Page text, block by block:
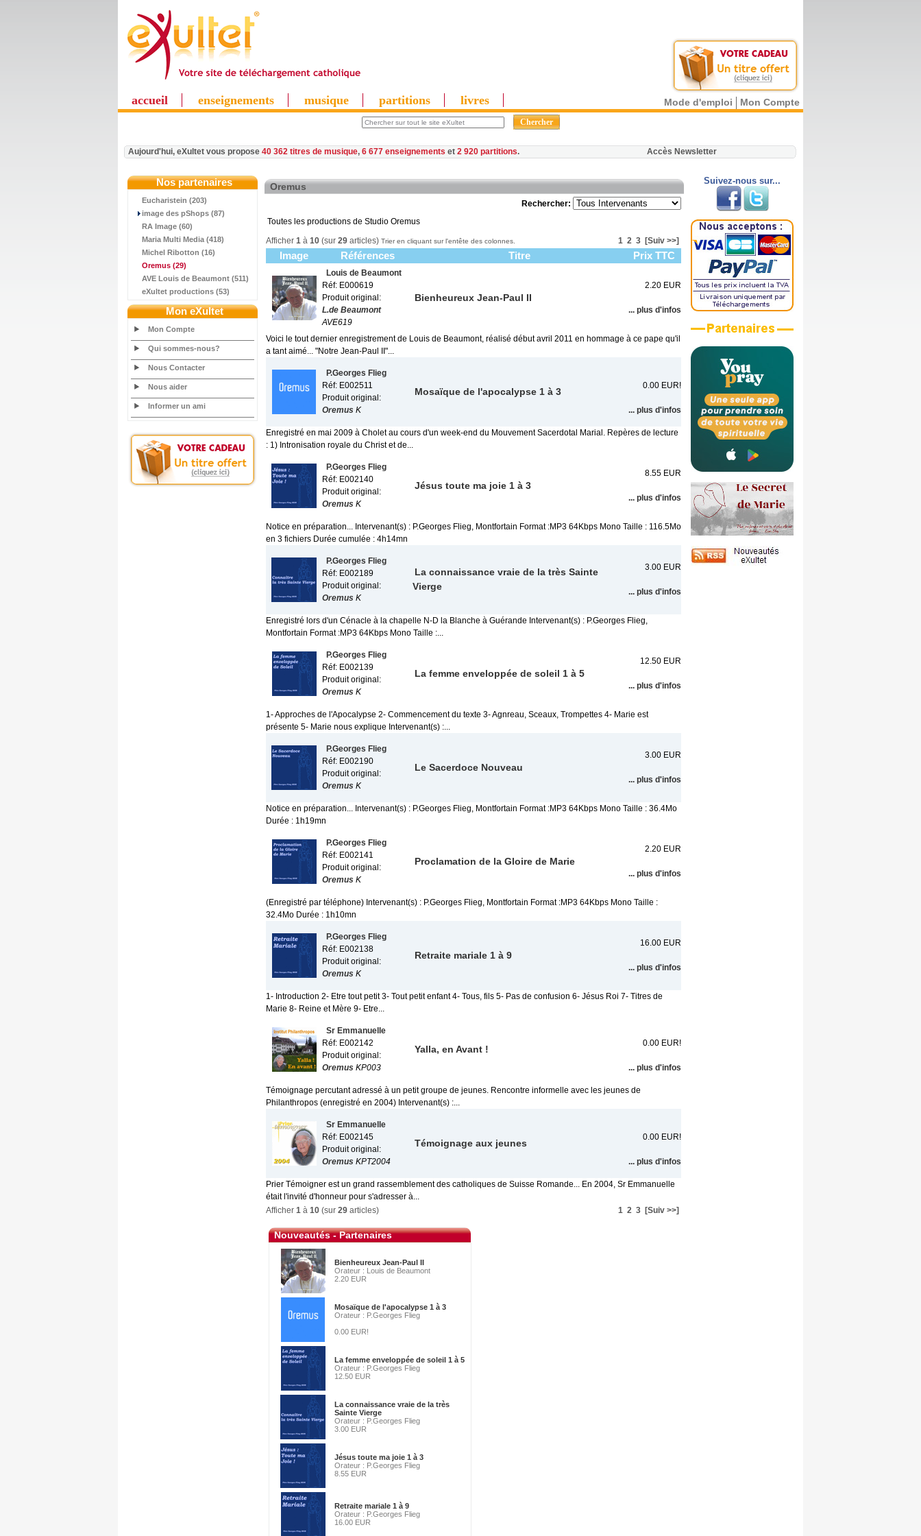
accueil enseignements musique partitions livres Mode d'emploi Mon Compte
Aujourd'hui, eXultet vous propose 40 362 titres de musique, 6 677 enseignements et 2 920 partitions. Accès Newsletter
Nos partenaires
Eucharistein (203)
image des pShops (87)
RA Image (60)
Maria Multi Media (418)
Michel Ribotton (16)
Oremus (29)
AVE Louis de Beaumont (511)
eXultet productions (53)
Mon eXultet
Mon Compte
Qui sommes-nous?
Nous Contacter
Nous aider
Informer un ami
Oremus
Rechercher:
Toutes les productions de Studio Oremus
Afficher 1 à 10 (sur 29 articles) Trier en cliquant sur l'entête des colonnes. 1 2 3 [Suiv >>]
Image Références Titre Prix TTC
Louis de Beaumont
Réf: E000619
Produit original:
L.de Beaumont
AVE619
Bienheureux Jean-Paul II
2.20 EUR
... plus d'infos
Voici le tout dernier enregistrement de Louis de Beaumont, réalisé début avril 2011 en hommage à ce pape qu'il
a tant aimé... "Notre Jean-Paul II"...
P.Georges Flieg
Réf: E002511
Produit original:
Oremus K
Mosaïque de l'apocalypse 1 à 3
0.00 EUR!
... plus d'infos
Enregistré en mai 2009 à Cholet au cours d'un week-end du Mouvement Sacerdotal Marial. Repères de lecture
: 1) Intronisation royale du Christ et de...
P.Georges Flieg
Réf: E002140
Produit original:
Oremus K
Jésus toute ma joie 1 à 3
8.55 EUR
... plus d'infos
Notice en préparation... Intervenant(s) : P.Georges Flieg, Montfortain Format :MP3 64Kbps Mono Taille : 116.5Mo
en 3 fichiers Durée cumulée : 4h14mn
P.Georges Flieg
Réf: E002189
Produit original:
Oremus K
La connaissance vraie de la très Sainte
Vierge
3.00 EUR
... plus d'infos
Enregistré lors d'un Cénacle à la chapelle N-D la Blanche à Guérande Intervenant(s) : P.Georges Flieg,
Montfortain Format :MP3 64Kbps Mono Taille :...
P.Georges Flieg
Réf: E002139
Produit original:
Oremus K
La femme enveloppée de soleil 1 à 5
12.50 EUR
... plus d'infos
1- Approches de l'Apocalypse 2- Commencement du texte 3- Agnreau, Sceaux, Trompettes 4- Marie est
présente 5- Marie nous explique Intervenant(s) :...
P.Georges Flieg
Réf: E002190
Produit original:
Oremus K
Le Sacerdoce Nouveau
3.00 EUR
... plus d'infos
Notice en préparation... Intervenant(s) : P.Georges Flieg, Montfortain Format :MP3 64Kbps Mono Taille : 36.4Mo
Durée : 1h19mn
P.Georges Flieg
Réf: E002141
Produit original:
Oremus K
Proclamation de la Gloire de Marie
2.20 EUR
... plus d'infos
(Enregistré par téléphone) Intervenant(s) : P.Georges Flieg, Montfortain Format :MP3 64Kbps Mono Taille :
32.4Mo Durée : 1h10mn
P.Georges Flieg
Réf: E002138
Produit original:
Oremus K
Retraite mariale 1 à 9
16.00 EUR
... plus d'infos
1- Introduction 2- Etre tout petit 3- Tout petit enfant 4- Tous, fils 5- Pas de confusion 6- Jésus Roi 7- Titres de
Marie 8- Reine et Mère 9- Etre...
Sr Emmanuelle
Réf: E002142
Produit original:
Oremus KP003
Yalla, en Avant !
0.00 EUR!
... plus d'infos
Témoignage percutant adressé à un petit groupe de jeunes. Rencontre informelle avec les jeunes de
Philanthropos (enregistré en 2004) Intervenant(s) :...
Sr Emmanuelle
Réf: E002145
Produit original:
Oremus KPT2004
Témoignage aux jeunes
0.00 EUR!
... plus d'infos
Prier Témoigner est un grand rassemblement des catholiques de Suisse Romande... En 2004, Sr Emmanuelle
était l'invité d'honneur pour s'adresser à...
Afficher 1 à 10 (sur 29 articles) 1 2 3 [Suiv >>]
Nouveautés - Partenaires
Bienheureux Jean-Paul II
Orateur : Louis de Beaumont
2.20 EUR
Mosaïque de l'apocalypse 1 à 3
Orateur : P.Georges Flieg
0.00 EUR!
La femme enveloppée de soleil 1 à 5
Orateur : P.Georges Flieg
12.50 EUR
La connaissance vraie de la très
Sainte Vierge
Orateur : P.Georges Flieg
3.00 EUR
Jésus toute ma joie 1 à 3
Orateur : P.Georges Flieg
8.55 EUR
Retraite mariale 1 à 9
Orateur : P.Georges Flieg
16.00 EUR
Suivez-nous sur...